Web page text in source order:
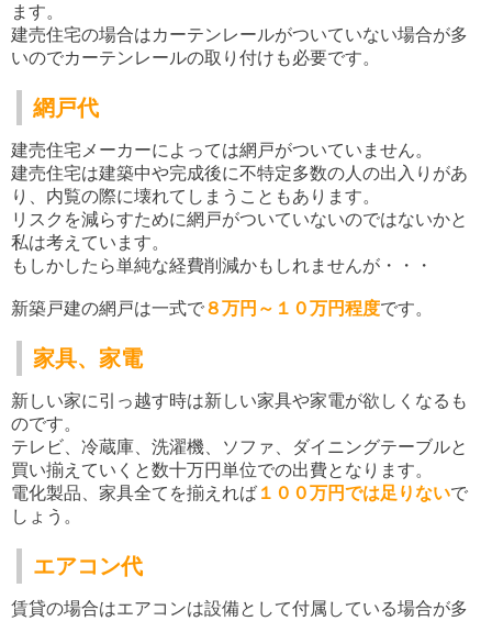
ます。
建売住宅の場合はカーテンレールがついていない場合が多
いのでカーテンレールの取り付けも必要です。
網戸代
建売住宅メーカーによっては網戸がついていません。
建売住宅は建築中や完成後に不特定多数の人の出入りがあ
り、内覧の際に壊れてしまうこともあります。
リスクを減らすために網戸がついていないのではないかと
私は考えています。
もしかしたら単純な経費削減かもしれませんが・・・
新築戸建の網戸は一式で８万円～１０万円程度です。
家具、家電
新しい家に引っ越す時は新しい家具や家電が欲しくなるも
のです。
テレビ、冷蔵庫、洗濯機、ソファ、ダイニングテーブルと
買い揃えていくと数十万円単位での出費となります。
電化製品、家具全てを揃えれば １００万円では足りないで
しょう。
エアコン代
賃貸の場合はエアコンは設備として付属している場合が多